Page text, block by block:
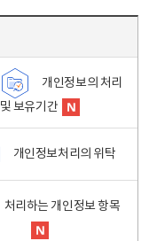
개인정보의 처리
및 보유기간
개인정보처리의 위탁
처리하는 개인정보 항목